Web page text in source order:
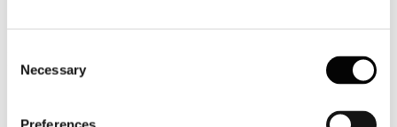
Selection
Necessary
I Soci